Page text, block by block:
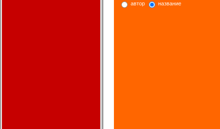
автор название